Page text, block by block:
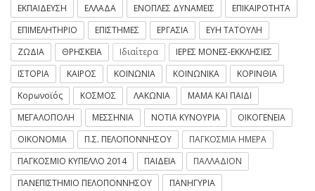
ΕΚΠΑΙΔΕΥΣΗ
ΕΛΛΑΔΑ ΕΝΟΠΛΕΣ ΔΥΝΑΜΕΙΣ
ΕΠΙΚΑΙΡΟΤΗΤΑ
ΕΠΙΜΕΛΗΤΗΡΙΟ
ΕΠΙΣΤΗΜΕΣ ΕΡΓΑΣΙΑ
ΕΥΗ ΤΑΤΟΥΛΗ
ΖΩΔΙΑ
ΘΡΗΣΚΕΙΑ Ιδιαίτερα
ΙΕΡΕΣ ΜΟΝΕΣ-ΕΚΚΛΗΣΙΕΣ
ΙΣΤΟΡΙΑ
ΚΑΙΡΟΣ ΚΟΙΝΩΝΙΑ ΚΟΙΝΩΝΙΚΑ
ΚΟΡΙΝΘΙΑ
Κορωνοϊός
ΚΟΣΜΟΣ ΛΑΚΩΝΙΑ
ΜΑΜΑ ΚΑΙ ΠΑΙΔΙ
ΜΕΓΑΛΟΠΟΛΗ
ΜΕΣΣΗΝΙΑ ΝΟΤΙΑ ΚΥΝΟΥΡΙΑ
ΟΙΚΟΓΕΝΕΙΑ
ΟΙΚΟΝΟΜΙΑ
Π.Σ. ΠΕΛΟΠΟΝΝΗΣΟΥ
ΠΑΓΚΟΣΜΙΑ ΗΜΕΡΑ
ΠΑΓΚΟΣΜΙΟ ΚΥΠΕΛΛΟ 2014
ΠΑΙΔΕΙΑ
ΠΑΛΛΑΔΙΟΝ
ΠΑΝΕΠΙΣΤΗΜΙΟ ΠΕΛΟΠΟΝΝΗΣΟΥ
ΠΑΝΗΓΥΡΙΑ